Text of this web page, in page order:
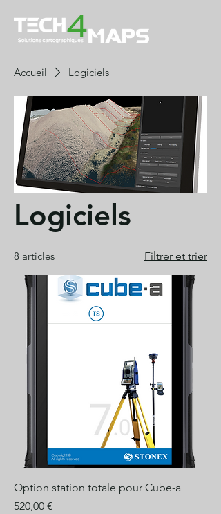
Accueil Logiciels
Logiciels
8 articles Filtrer et trier
Option station totale pour Cube-a
Prix
520,00 €